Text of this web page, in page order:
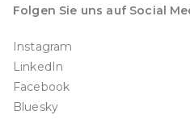
Folgen Sie uns auf Social
Instagram
LinkedIn
Facebook
Bluesky